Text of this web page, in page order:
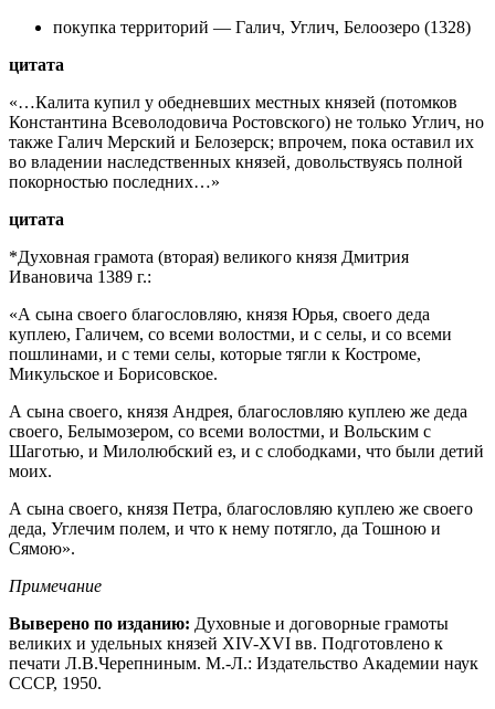
покупка территорий — Галич, Углич, Белоозеро (1328)
цитата
«…Калита купил у обедневших местных князей (потомков
Константина Всеволодовича Ростовского) не только Углич, но
также Галич Мерский и Белозерск; впрочем, пока оставил их
во владении наследственных князей, довольствуясь полной
покорностью последних…»
цитата
*Духовная грамота (вторая) великого князя Дмитрия
Ивановича 1389 г.:
«А сына своего благословляю, князя Юрья, своего деда
куплею, Галичем, со всеми волостми, и с селы, и со всеми
пошлинами, и с теми селы, которые тягли к Костроме,
Микульское и Борисовское.
А сына своего, князя Андрея, благословляю куплею же деда
своего, Белымозером, со всеми волостми, и Вольским с
Шаготью, и Милолюбский ез, и с слободками, что были детий
моих.
А сына своего, князя Петра, благословляю куплею же своего
деда, Углечим полем, и что к нему потягло, да Тошною и
Сямою».
Примечание
Выверено по изданию: Духовные и договорные грамоты
великих и удельных князей XIV-XVI вв. Подготовлено к
печати Л.В.Черепниным. М.-Л.: Издательство Академии наук
СССР, 1950.